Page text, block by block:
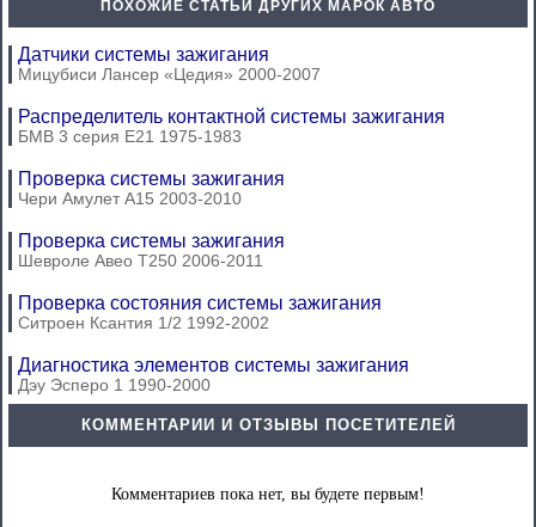
ПОХОЖИЕ СТАТЬИ ДРУГИХ МАРОК АВТО
Датчики системы зажигания
Мицубиси Лансер «Цедия» 2000-2007
Распределитель контактной системы зажигания
БМВ 3 серия Е21 1975-1983
Проверка системы зажигания
Чери Амулет А15 2003-2010
Проверка системы зажигания
Шевроле Авео Т250 2006-2011
Проверка состояния системы зажигания
Ситроен Ксантия 1/2 1992-2002
Диагностика элементов системы зажигания
Дэу Эсперо 1 1990-2000
КОММЕНТАРИИ И ОТЗЫВЫ ПОСЕТИТЕЛЕЙ
Комментариев пока нет, вы будете первым!